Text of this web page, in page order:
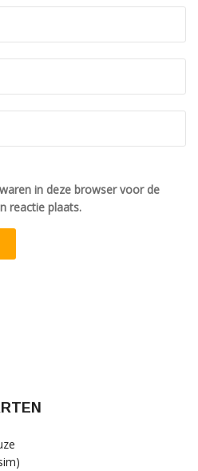
in deze browser voor de
reactie plaats.